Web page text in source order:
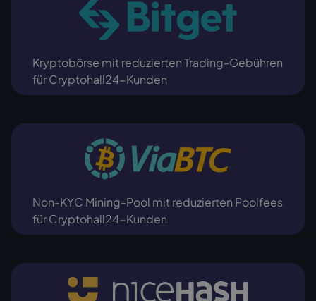
Kryptobörse mit reduzierten Trading-Gebühren
für Cryptohall24-Kunden
Non-KYC Mining-Pool mit reduzierten Poolfees
für Cryptohall24-Kunden